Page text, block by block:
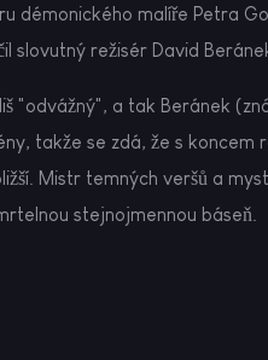
démonického malíře Petra
slovutný režisér David
"odvážný", a tak Beránek
takže se zdá, že s
Mistr temných veršů a
stejnojmennou báseň.